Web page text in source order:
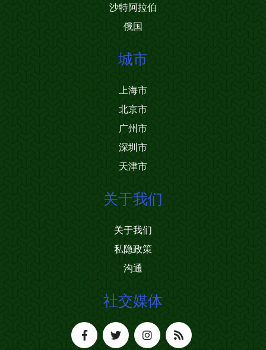
沙特阿拉伯
俄国
城市
上海市
北京市
广州市
深圳市
天津市
关于我们
关于我们
私隐政策
沟通
社交媒体